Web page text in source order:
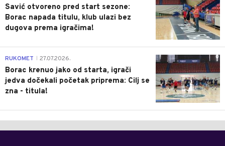
Savić otvoreno pred start sezone:
Borac napada titulu, klub ulazi bez
dugova prema igračima!
0
RUKOMET 27.07.2026.
Borac krenuo jako od starta, igrači
jedva dočekali početak priprema: Cilj se
zna - titula!